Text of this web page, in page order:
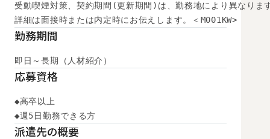
受動喫煙対策、契約期間(更新期間)は、勤務地により異なりま
詳細は面接時または内定時にお伝えします。＜M001KW>
勤務期間
即日～長期（人材紹介）
応募資格
◆高卒以上
◆週5日勤務できる方
派遣先の概要